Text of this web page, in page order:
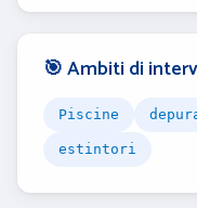
🎯 Ambiti di
Piscine
estintori